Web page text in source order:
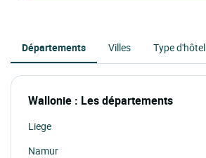
Départements Villes Type d'hôtel
Wallonie : Les départements
Liege
Namur